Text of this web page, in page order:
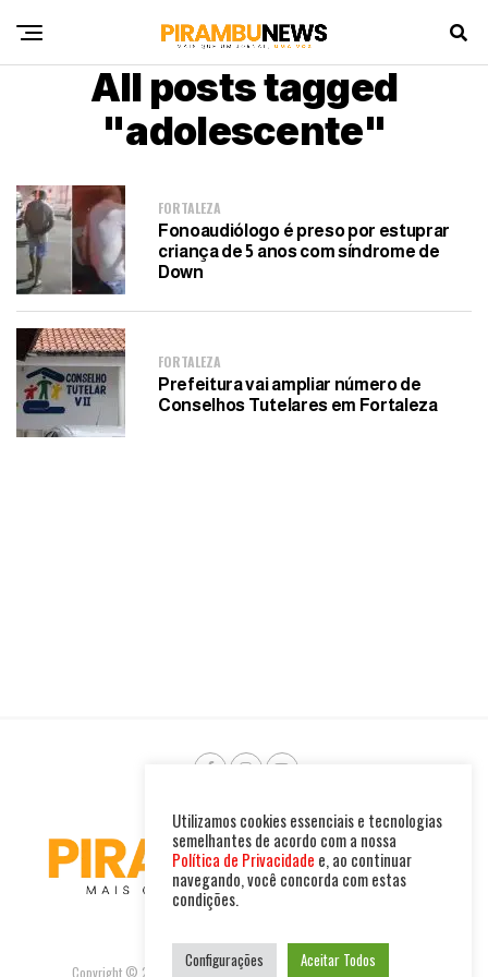
All posts tagged
"adolescente"
FORTALEZA
Fonoaudiólogo é preso por estuprar
criança de 5 anos com síndrome de
Down
FORTALEZA
Prefeitura vai ampliar número de
Conselhos Tutelares em Fortaleza
Copyright © 2025. Todos os direitos reservados. PIRAMBU NEWS
Utilizamos cookies essenciais e tecnologias
semelhantes de acordo com a nossa
Política de Privacidade e, ao continuar
navegando, você concorda com estas
condições.
Configurações Aceitar Todos